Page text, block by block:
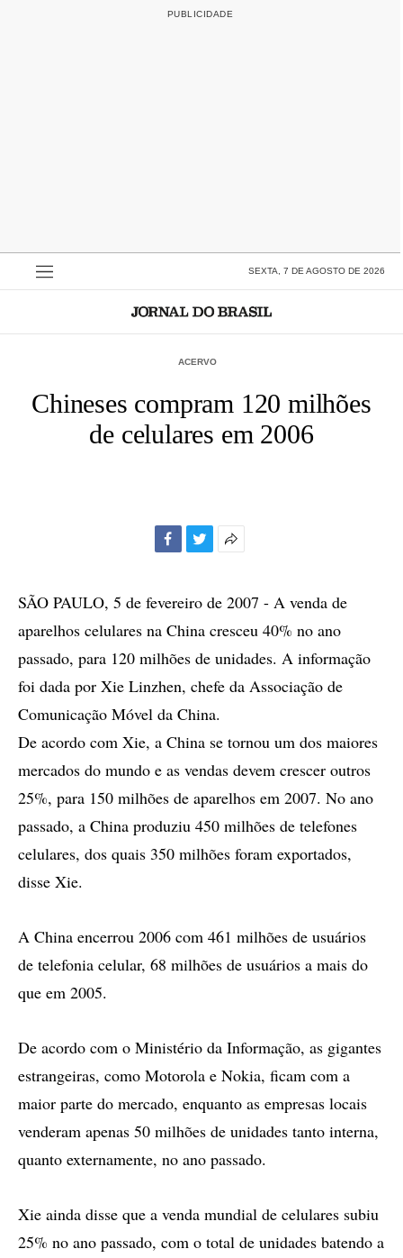
SEXTA, 7 DE AGOSTO DE 2026
ACERVO
Chineses compram 120 milhões
de celulares em 2006
compartilhamento
SÃO PAULO, 5 de fevereiro de 2007 - A venda de
aparelhos celulares na China cresceu 40% no ano
passado, para 120 milhões de unidades. A informação
foi dada por Xie Linzhen, chefe da Associação de
Comunicação Móvel da China.
De acordo com Xie, a China se tornou um dos maiores
mercados do mundo e as vendas devem crescer outros
25%, para 150 milhões de aparelhos em 2007. No ano
passado, a China produziu 450 milhões de telefones
celulares, dos quais 350 milhões foram exportados,
disse Xie.
A China encerrou 2006 com 461 milhões de usuários
de telefonia celular, 68 milhões de usuários a mais do
que em 2005.
De acordo com o Ministério da Informação, as gigantes
estrangeiras, como Motorola e Nokia, ficam com a
maior parte do mercado, enquanto as empresas locais
venderam apenas 50 milhões de unidades tanto interna,
quanto externamente, no ano passado.
Xie ainda disse que a venda mundial de celulares subiu
25% no ano passado, com o total de unidades batendo a